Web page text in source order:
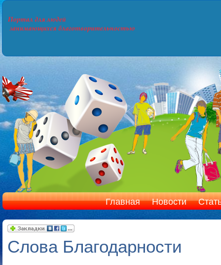
Главная Новости
Слова Благодарности